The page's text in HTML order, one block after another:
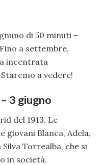
di 50 minuti –
a settembre,
incentrata
a vedere!
3 giugno
del 1913. Le
Blanca, Adela,
Torrealba, che si
in società.